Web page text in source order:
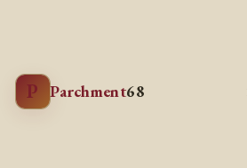
P Parchment68